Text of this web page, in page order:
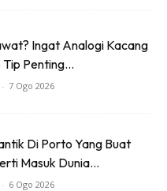
Ingat Analogi Kacang
Tip Penting...
- 7 Ogo 2026
Di Porto Yang Buat
Masuk Dunia...
- 6 Ogo 2026